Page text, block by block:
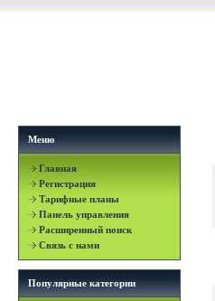
Меню
Главная
Регистрация
Тарифные планы
Панель управления
Расширенный поиск
Связь с нами
Популярные категории